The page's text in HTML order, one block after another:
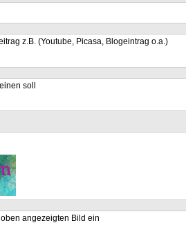
z.B. (Youtube, Picasa, Blogeintrag o.a.)
soll
angezeigten Bild ein